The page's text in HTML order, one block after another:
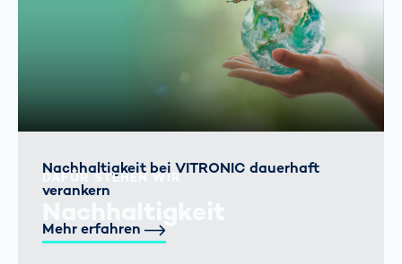
DAFÜR STEHEN WIR
Nachhaltigkeit bei VITRONIC dauerhaft
verankern
Mehr erfahren